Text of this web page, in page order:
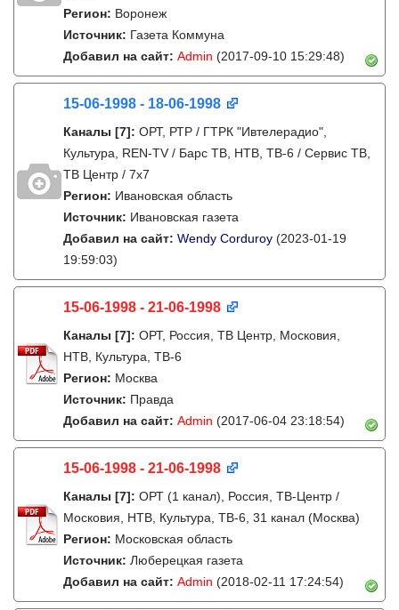
Регион: Воронеж
Источник: Газета Коммуна
Добавил на сайт: Admin (2017-09-10 15:29:48)
15-06-1998 - 18-06-1998
Каналы [7]: ОРТ, РТР / ГТРК "Ивтелерадио",
Культура, REN-TV / Барс ТВ, НТВ, ТВ-6 / Сервис ТВ,
ТВ Центр / 7х7
Регион: Ивановская область
Источник: Ивановская газета
Добавил на сайт: Wendy Corduroy (2023-01-19
19:59:03)
15-06-1998 - 21-06-1998
Каналы [7]: ОРТ, Россия, ТВ Центр, Московия,
НТВ, Культура, ТВ-6
Регион: Москва
Источник: Правда
Добавил на сайт: Admin (2017-06-04 23:18:54)
15-06-1998 - 21-06-1998
Каналы [7]: ОРТ (1 канал), Россия, ТВ-Центр /
Московия, НТВ, Культура, ТВ-6, 31 канал (Москва)
Регион: Московская область
Источник: Люберецкая газета
Добавил на сайт: Admin (2018-02-11 17:24:54)